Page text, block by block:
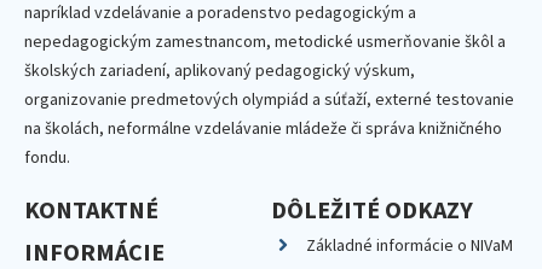
napríklad vzdelávanie a poradenstvo pedagogickým a
nepedagogickým zamestnancom, metodické usmerňovanie škôl a
školských zariadení, aplikovaný pedagogický výskum,
organizovanie predmetových olympiád a súťaží, externé testovanie
na školách, neformálne vzdelávanie mládeže či správa knižničného
fondu.
KONTAKTNÉ
INFORMÁCIE
DÔLEŽITÉ ODKAZY
Základné informácie o NIVaM